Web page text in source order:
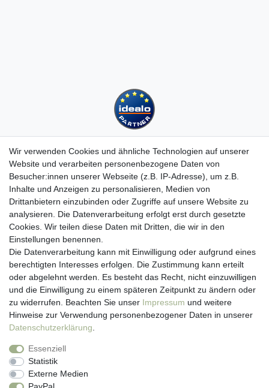
Kundenservice
Hotline: 07452 - 847 162 0
Kontakt
Anmelden
Registrieren
Newsletter
Versand & Lieferung
Zahlungsarten
viasalutis
Mehr zu viasalutis
Beratungscenter Haut
News
Beliebte Produkte (Top 20)
Wir verwenden Cookies und ähnliche Technologien auf unserer
Website und verarbeiten personenbezogene Daten von
Besucher:innen unserer Webseite (z.B. IP-Adresse), um z.B.
Inhalte und Anzeigen zu personalisieren, Medien von
Drittanbietern einzubinden oder Zugriffe auf unsere Website zu
analysieren. Die Datenverarbeitung erfolgt erst durch gesetzte
Cookies. Wir teilen diese Daten mit Dritten, die wir in den
Einstellungen benennen.
Die Datenverarbeitung kann mit Einwilligung oder aufgrund eines
berechtigten Interesses erfolgen. Die Zustimmung kann erteilt
oder abgelehnt werden. Es besteht das Recht, nicht einzuwilligen
und die Einwilligung zu einem späteren Zeitpunkt zu ändern oder
zu widerrufen. Beachten Sie unser Impressum und weitere
Hinweise zur Verwendung personenbezogener Daten in unserer
Daten­schutz­erklärung
Essenziell
Statistik
Externe Medien